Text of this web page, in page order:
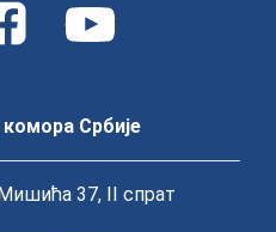
Србије
37, II спрат